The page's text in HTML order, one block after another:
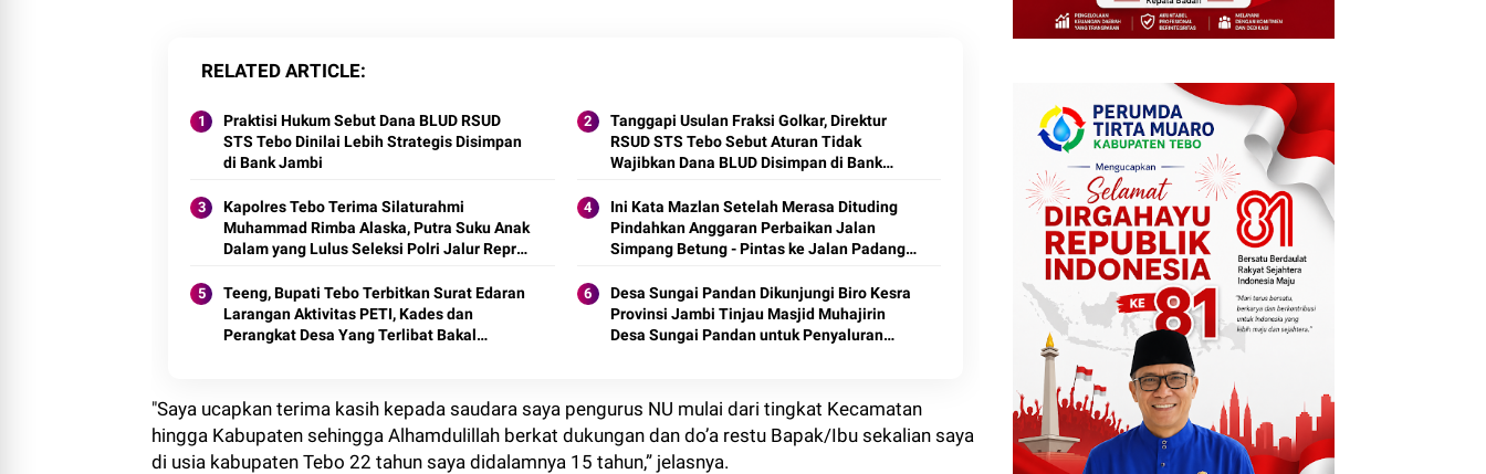
RELATED ARTICLE
Praktisi Hukum Sebut Dana BLUD RSUD
STS Tebo Dinilai Lebih Strategis Disimpan
di Bank Jambi
Tanggapi Usulan Fraksi Golkar, Direktur
RSUD STS Tebo Sebut Aturan Tidak
Wajibkan Dana BLUD Disimpan di Bank
Kapolres Tebo Terima Silaturahmi
Muhammad Rimba Alaska, Putra Suku Anak
Dalam yang Lulus Seleksi Polri Jalur Repro
Ini Kata Mazlan Setelah Merasa Dituding
Pindahkan Anggaran Perbaikan Jalan
Simpang Betung - Pintas ke Jalan Padang
Teeng, Bupati Tebo Terbitkan Surat Edaran
Larangan Aktivitas PETI, Kades dan
Perangkat Desa Yang Terlibat Bakal
Desa Sungai Pandan Dikunjungi Biro Kesra
Provinsi Jambi Tinjau Masjid Muhajirin
Desa Sungai Pandan untuk Penyaluran
"Saya ucapkan terima kasih kepada saudara saya pengurus NU mulai dari tingkat Kecamatan
hingga Kabupaten sehingga Alhamdulillah berkat dukungan dan do’a restu Bapak/Ibu sekalian saya
di usia kabupaten Tebo 22 tahun saya didalamnya 15 tahun,” jelasnya.